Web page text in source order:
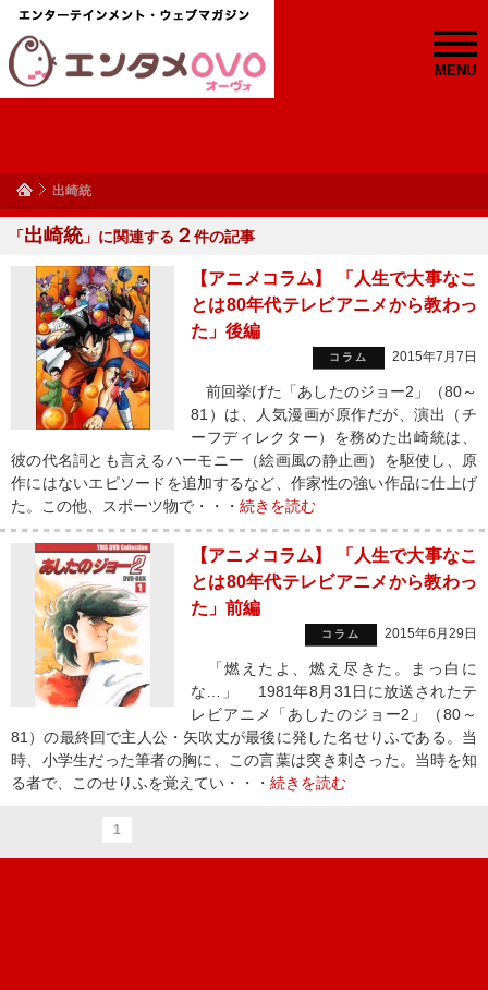
MENU
出崎統
「出崎統」に関連する ２件の記事
【アニメコラム】 「人生で大事なこ
とは80年代テレビアニメから教わっ
た」後編
コラム 2015年7月7日
前回挙げた「あしたのジョー2」（80～
81）は、人気漫画が原作だが、演出（チ
ーフディレクター）を務めた出崎統は、
彼の代名詞とも言えるハーモニー（絵画風の静止画）を駆使し、原
作にはないエピソードを追加するなど、作家性の強い作品に仕上げ
た。この他、スポーツ物で・・・ 続きを読む
【アニメコラム】 「人生で大事なこ
とは80年代テレビアニメから教わっ
た」前編
コラム 2015年6月29日
「燃えたよ、燃え尽きた。まっ白に
な…」 1981年8月31日に放送されたテ
レビアニメ「あしたのジョー2」（80～
81）の最終回で主人公・矢吹丈が最後に発した名せりふである。当
時、小学生だった筆者の胸に、この言葉は突き刺さった。当時を知
る者で、このせりふを覚えてい・・・ 続きを読む
1